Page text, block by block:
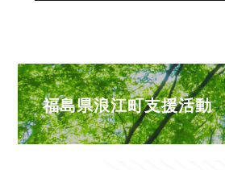
福島県浪江町支援活動